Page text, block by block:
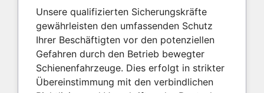
Unsere qualifizierten Sicherungskräfte
gewährleisten den umfassenden Schutz
Ihrer Beschäftigten vor den potenziellen
Gefahren durch den Betrieb bewegter
Schienenfahrzeuge. Dies erfolgt in strikter
Übereinstimmung mit den verbindlichen